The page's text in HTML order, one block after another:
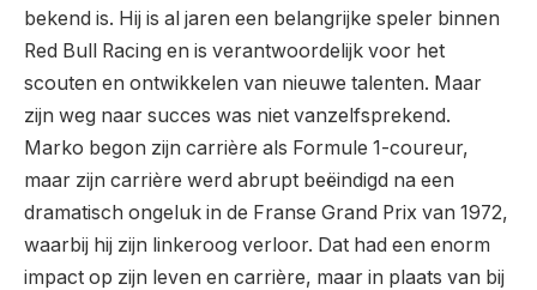
bekend is. Hij is al jaren een belangrijke speler binnen
Red Bull Racing en is verantwoordelijk voor het
scouten en ontwikkelen van nieuwe talenten. Maar
zijn weg naar succes was niet vanzelfsprekend.
Marko begon zijn carrière als Formule 1-coureur,
maar zijn carrière werd abrupt beëindigd na een
dramatisch ongeluk in de Franse Grand Prix van 1972,
waarbij hij zijn linkeroog verloor. Dat had een enorm
impact op zijn leven en carrière, maar in plaats van bij